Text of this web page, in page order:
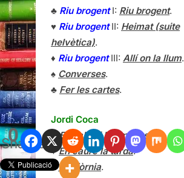
0
Shares
♣ Riu brogentI: Riu brogent.
♥ Riu brogentII: Heimat (suite
helvètica).
♦ Riu brogentIII: Allí on la llum.
♠ Converses.
♣ Fer les cartes.
Jordi Coca
♣El diable i l’home just.
♥En caure la tarda.
♦Califòrnia.